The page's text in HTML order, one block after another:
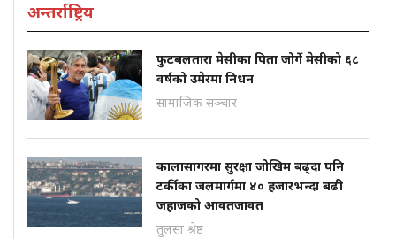
अन्तर्राष्ट्रिय
फुटबलतारा मेसीका पिता जोर्गे मेसीको ६८
वर्षको उमेरमा निधन
सामाजिक सञ्चार
कालासागरमा सुरक्षा जोखिम बढ्दा पनि
टर्कीका जलमार्गमा ४० हजारभन्दा बढी
जहाजको आवतजावत
तुलसा श्रेष्ठ